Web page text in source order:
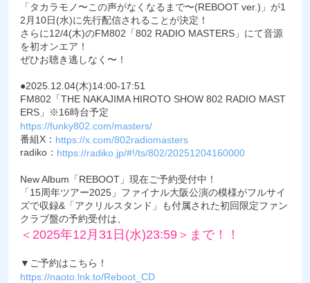
「タカラモノ〜この声がなくなるまで〜(REBOOT ver.)」が1
2月10日(水)に先行配信されることが決定！
さらに12/4(木)のFM802「802 RADIO MASTERS」にて音源
を初オンエア！
ぜひお聴き逃しなく〜！
●2025.12.04(木)14:00-17:51
FM802「THE NAKAJIMA HIROTO SHOW 802 RADIO MAST
ERS」※16時台予定
https://funky802.com/masters/
番組X： https://x.com/802radiomasters
radiko： https://radiko.jp/#!/ts/802/20251204160000
New Album「REBOOT」現在ご予約受付中！
「15周年ツアー2025」ファイナル大阪公演の模様がフルサイ
ズで収録&「アクリルスタンド」も付属された初回限定ファン
クラブ盤の予約受付は、
＜2025年12月31日(水)23:59＞まで！！
▼ご予約はこちら！
https://naoto.lnk.to/Reboot_CD